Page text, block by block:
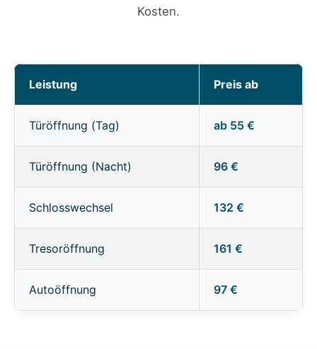
Kosten.
Leistung Preis ab
Türöffnung (Tag) ab 55 €
Türöffnung (Nacht) 96 €
Schlosswechsel 132 €
Tresoröffnung 161 €
Autoöffnung 97 €